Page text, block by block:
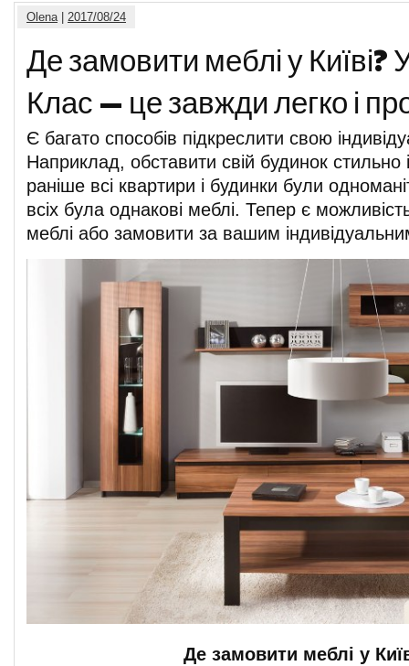
Olena| 2017/08/24
Де замовити меблі у Київі?
Клас — це завжди легко і
Є багато способів підкреслити свою
Наприклад, обставити свій будинок
раніше всі квартири і будинки були
всіх була однакові меблі. Тепер є
меблі або замовити за вашим
Де замовити меблі у